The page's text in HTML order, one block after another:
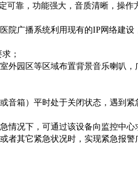
可靠，功能强大，音质清晰，操作
广播系统利用现有的IP网络建设
；
园区等区域布置背景音乐喇叭，
箱）平时处于关闭状态，遇到紧
况下，可通过该设备向监控中心
其它紧急状况时，实现紧急报警